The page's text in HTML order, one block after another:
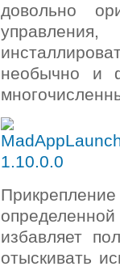
довольно
необычно и
избавляет
отыскивать